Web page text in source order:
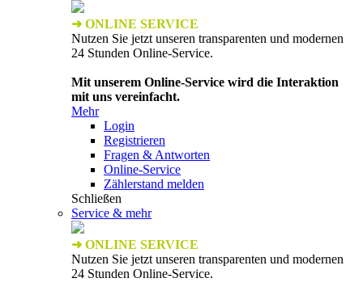
➜ ONLINE SERVICE
Nutzen Sie jetzt unseren transparenten und modernen
24 Stunden Online-Service.
Mit unserem Online-Service wird die Interaktion
mit uns vereinfacht.
Mehr
Login
Registrieren
Fragen & Antworten
Online-Service
Zählerstand melden
Schließen
Service & mehr
➜ ONLINE SERVICE
Nutzen Sie jetzt unseren transparenten und modernen
24 Stunden Online-Service.